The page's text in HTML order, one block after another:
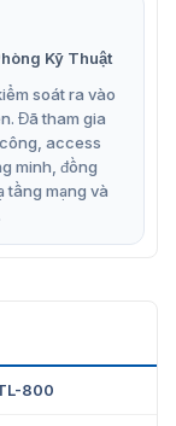
đại.
hóa.
từ bên trong
từ xa và giám
Wi-Fi.
Kỹ Thuật
soát ra vào
Đã tham gia
access
minh, đồng
tầng mạng và
800